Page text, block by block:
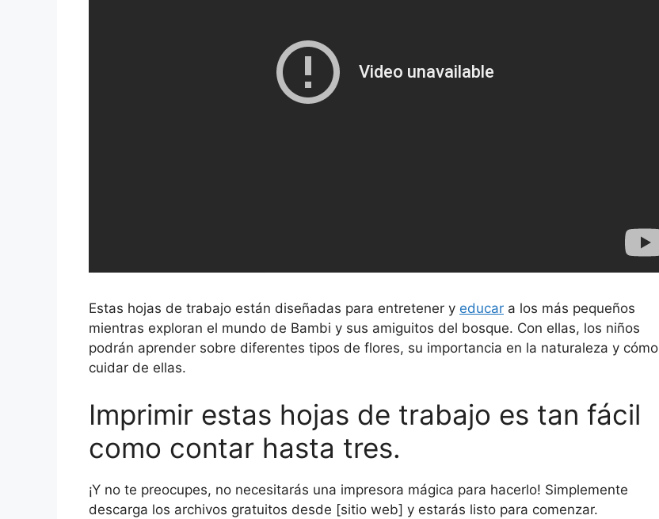
Estas hojas de trabajo están diseñadas para entretener y educar a los más pequeños
mientras exploran el mundo de Bambi y sus amiguitos del bosque. Con ellas, los niños
podrán aprender sobre diferentes tipos de flores, su importancia en la naturaleza y cómo
cuidar de ellas.
Imprimir estas hojas de trabajo es tan fácil
como contar hasta tres.
¡Y no te preocupes, no necesitarás una impresora mágica para hacerlo! Simplemente
descarga los archivos gratuitos desde [sitio web] y estarás listo para comenzar.